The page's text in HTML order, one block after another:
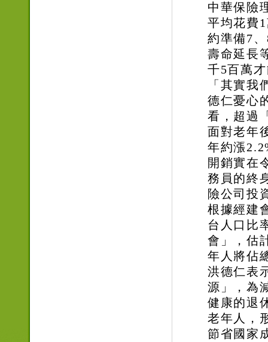
中華保險
平均花費
約準備7
壽命延長
千5百萬
「其實
德仁憂心
看，超過
面對老年
年約漲
開銷實在
務員的終
險公司投
根據經建
台人口比
會」，估
年人將佔
洪德仁表
源」，為
健康的退
老年人，
節省國家